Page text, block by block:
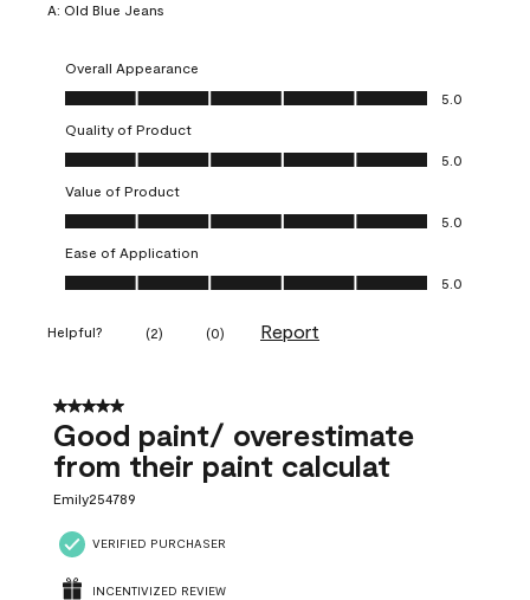
A: Old Blue Jeans
Overall Appearance
Overall Appearance, 5.0 out of 5
5.0
Quality of Product
Quality of Product, 5.0 out of 5
5.0
Value of Product
Value of Product, 5.0 out of 5
5.0
Ease of Application
Ease of Application, 5.0 out of 5
5.0
Helpful? (2) (0) Report
5 out of 5 stars.
Good paint/ overestimate
from their paint calculat
Emily254789
VERIFIED PURCHASER
INCENTIVIZED REVIEW